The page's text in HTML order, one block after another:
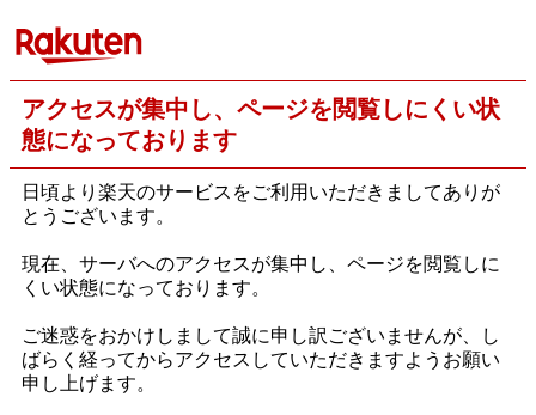
アクセスが集中し、ページを閲覧しにくい状
態になっております
日頃より楽天のサービスをご利用いただきましてありが
とうございます。
現在、サーバへのアクセスが集中し、ページを閲覧しに
くい状態になっております。
ご迷惑をおかけしまして誠に申し訳ございませんが、し
ばらく経ってからアクセスしていただきますようお願い
申し上げます。